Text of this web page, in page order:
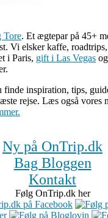
Tore. Et ægtepar på 45+
Vi elsker kaffe,
i Paris, gift i Las Vegas
inspiration, tips,
rejse. Læs også vores
Ny på OnTrip.dk
Bag Bloggen
Kontakt
Følg OnTrip.dk her